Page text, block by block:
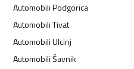
AutomobiliPodgorica
AutomobiliTivat
AutomobiliUlcinj
AutomobiliŠavnik